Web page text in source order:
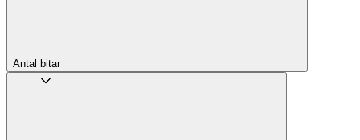
Antal bitar